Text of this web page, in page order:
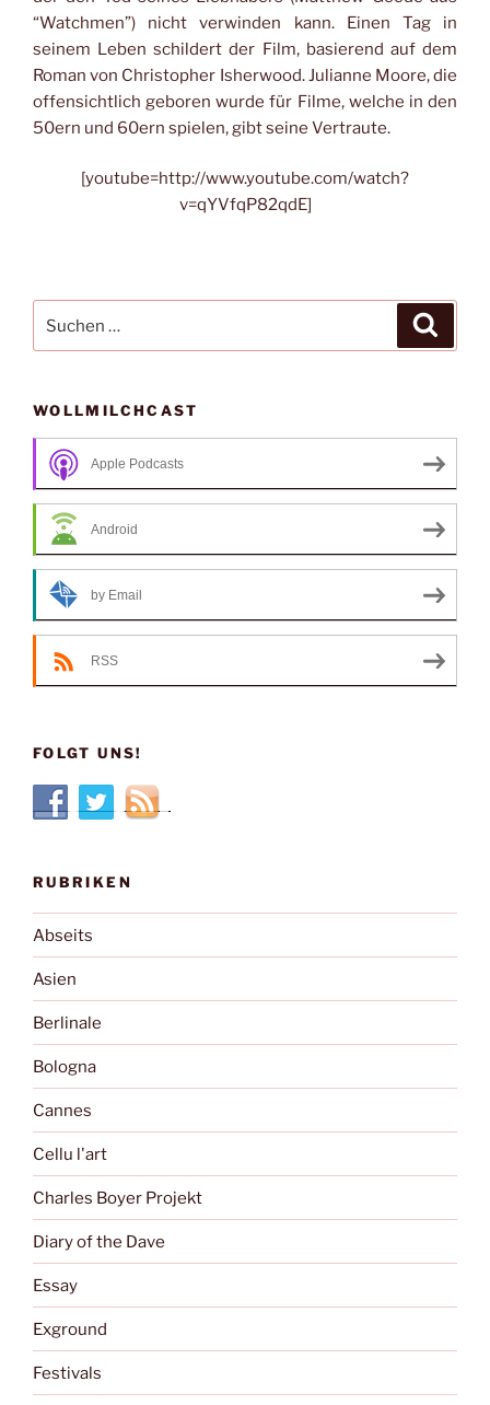
“Watchmen”) nicht verwinden kann. Einen Tag in
seinem Leben schildert der Film, basierend auf dem
Roman von Christopher Isherwood. Julianne Moore, die
offensichtlich geboren wurde für Filme, welche in den
50ern und 60ern spielen, gibt seine Vertraute.
[youtube=http://www.youtube.com/watch?
v=qYVfqP82qdE]
nach:
WOLLMILCHCAST
Apple Podcasts
Android
by Email
RSS
FOLGT UNS!
RUBRIKEN
Abseits
Asien
Berlinale
Bologna
Cannes
Cellu l'art
Charles Boyer Projekt
Diary of the Dave
Essay
Exground
Festivals